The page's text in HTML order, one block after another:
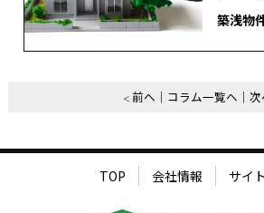
築浅物
前へ コラム一覧へ 次
TOP 会社情報 サイ